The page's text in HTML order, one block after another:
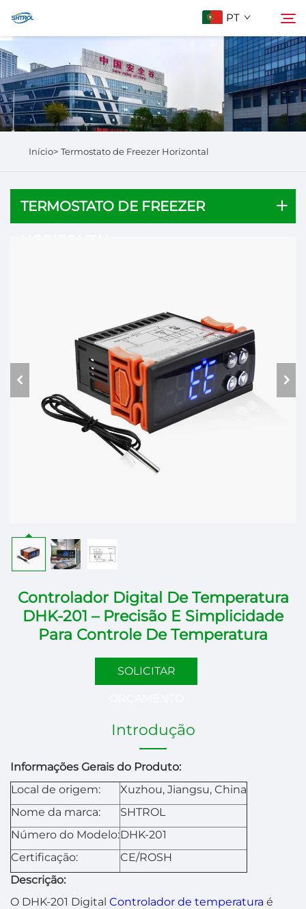
PT
Sobre Nós
Produtos
Pesquisar
Início> Termostato de Freezer Horizontal
TERMOSTATO DE FREEZER
Controlador Digital De Temperatura
DHK-201 – Precisão E Simplicidade
Para Controle De Temperatura
SOLICITAR
Introdução
Informações Gerais do Produto:
Local de origem:
Xuzhou, Jiangsu, China
Nome da marca:
SHTROL
Número do Modelo:DHK-201
Certificação:
CE/ROSH
Descrição:
O DHK-201 Digital Controlador de temperatura é